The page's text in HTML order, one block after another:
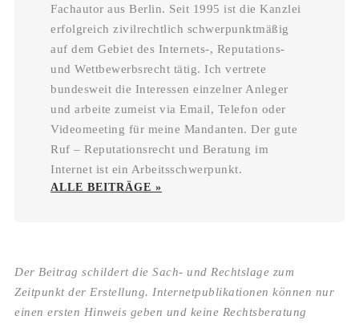
Fachautor aus Berlin. Seit 1995 ist die Kanzlei
erfolgreich zivilrechtlich schwerpunktmäßig
auf dem Gebiet des Internets-, Reputations-
und Wettbewerbsrecht tätig. Ich vertrete
bundesweit die Interessen einzelner Anleger
und arbeite zumeist via Email, Telefon oder
Videomeeting für meine Mandanten. Der gute
Ruf – Reputationsrecht und Beratung im
Internet ist ein Arbeitsschwerpunkt.
ALLE BEITRÄGE »
Der Beitrag schildert die Sach- und Rechtslage zum
Zeitpunkt der Erstellung. Internetpublikationen können nur
einen ersten Hinweis geben und keine Rechtsberatung